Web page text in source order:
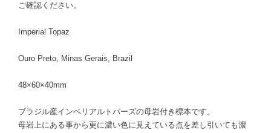
ご確認ください。
Imperial Topaz
Ouro Preto, Minas Gerais, Brazil
48×60×40mm
ブラジル産インペリアルトパーズの母岩付き標本です。
母岩上にある事から更に濃い色に見えている点を差し引いても濃